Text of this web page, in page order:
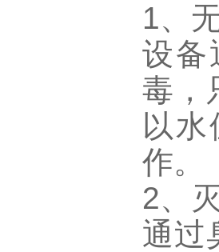
1、
设备
毒，
以
作。
2、
通过